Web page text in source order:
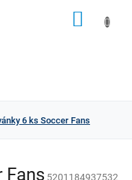
6 ks Soccer Fans
Fans 5201184937532